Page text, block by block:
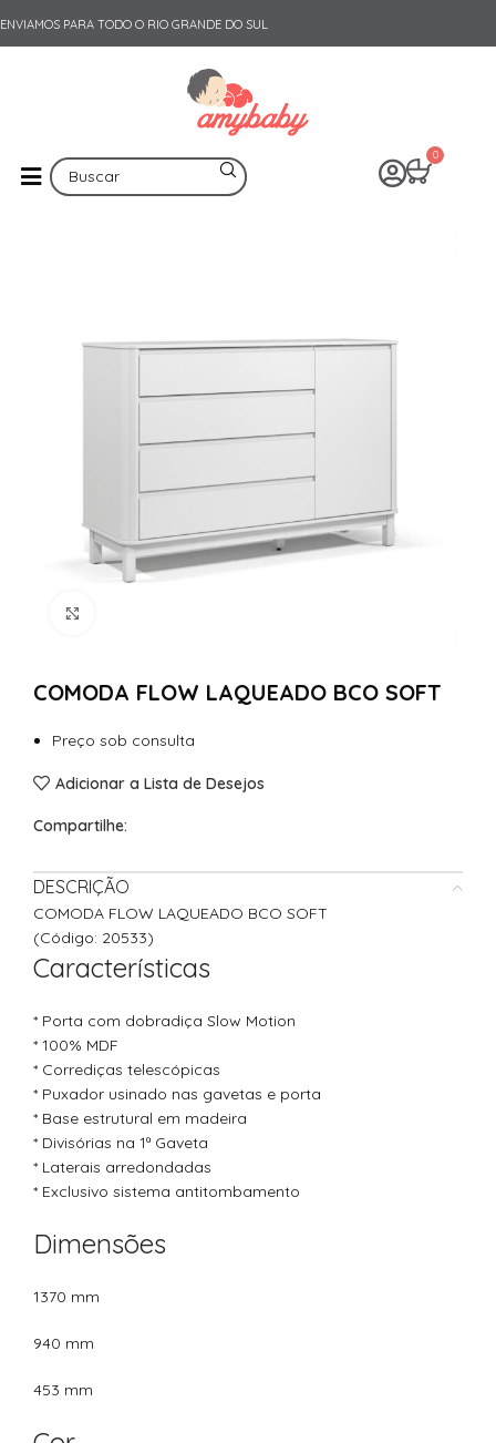
ENVIAMOS PARA TODO O RIO GRANDE DO SUL
0
COMODA FLOW LAQUEADO BCO SOFT
Preço sob consulta
Adicionar a Lista de Desejos
Compartilhe:
DESCRIÇÃO
COMODA FLOW LAQUEADO BCO SOFT
(Código: 20533)
Características
* Porta com dobradiça Slow Motion
* 100% MDF
* Corrediças telescópicas
* Puxador usinado nas gavetas e porta
* Base estrutural em madeira
* Divisórias na 1ª Gaveta
* Laterais arredondadas
* Exclusivo sistema antitombamento
Dimensões
1370 mm
940 mm
453 mm